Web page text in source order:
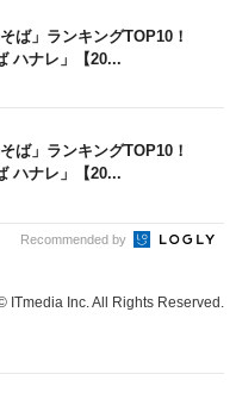
そば」ランキングTOP10！
ハナレ」【20...
そば」ランキングTOP10！
ハナレ」【20...
Recommended by
ITmedia Inc. All Rights Reserved.